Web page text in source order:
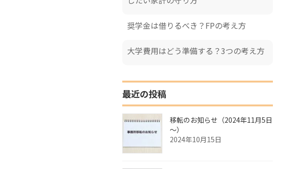
奨学金は借りるべき？FPの考え方
大学費用はどう準備する？3つの考え方
最近の投稿
移転のお知らせ（2024年11月5日
～）
2024年10月15日